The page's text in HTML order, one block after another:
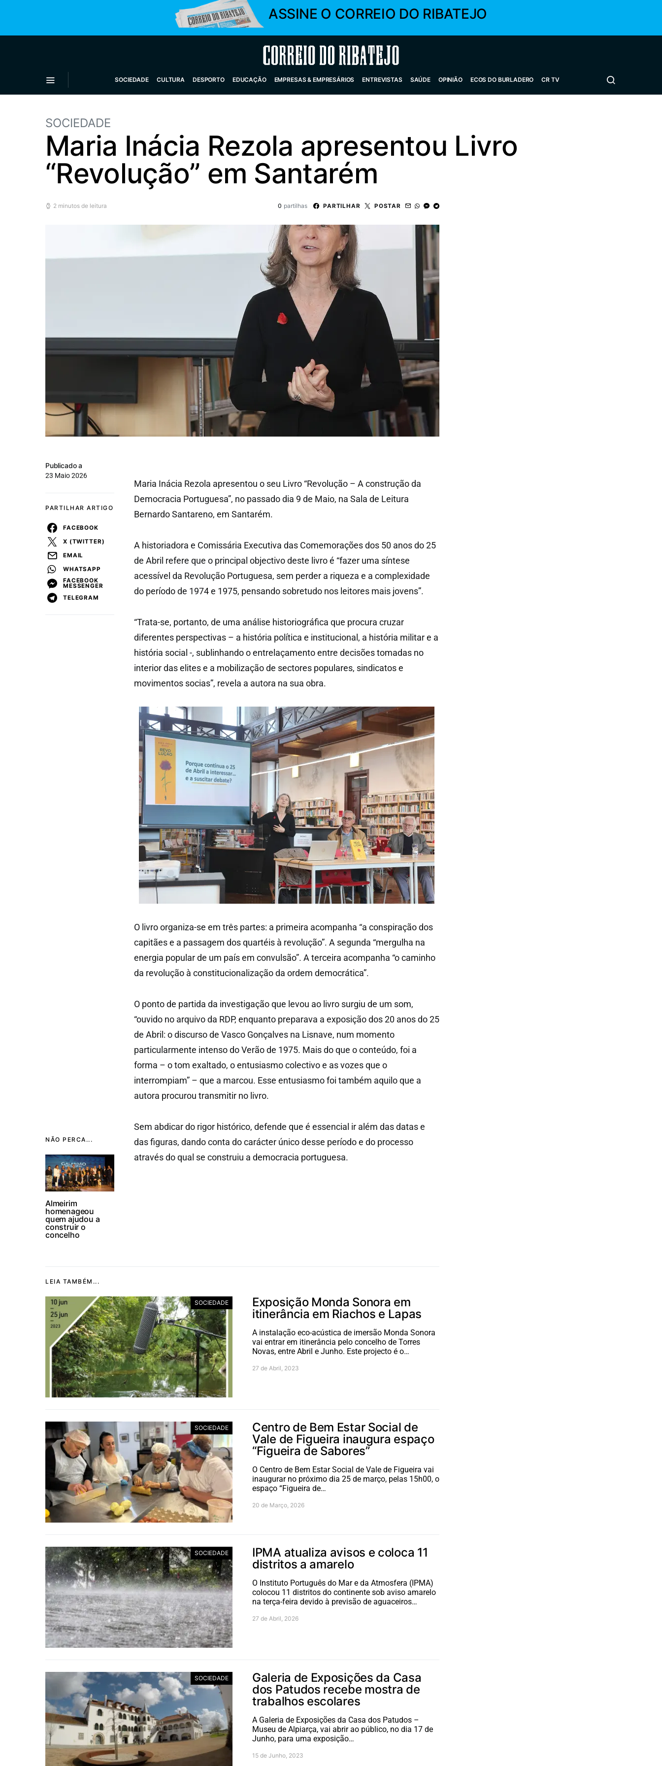
ASSINE O CORREIO DO RIBATEJO
Correio do Ribatejo
SOCIEDADE CULTURA DESPORTO EDUCAÇÃO EMPRESAS & EMPRESÁRIOS ENTREVISTAS SAÚDE OPINIÃO ECOS DO BURLADERO CR TV
SOCIEDADE
Maria Inácia Rezola apresentou Livro
“Revolução” em Santarém
2 minutos de leitura 0 partilhas PARTILHAR POSTAR
NÃO PERCA...
Almeirim
homenageou
quem ajudou a
construir o
concelho
Publicado a
23 Maio 2026
PARTILHAR ARTIGO
FACEBOOK
X (TWITTER)
EMAIL
WHATSAPP
FACEBOOK
MESSENGER
TELEGRAM
Maria Inácia Rezola apresentou o seu Livro “Revolução – A construção da
Democracia Portuguesa”, no passado dia 9 de Maio, na Sala de Leitura
Bernardo Santareno, em Santarém.
A historiadora e Comissária Executiva das Comemorações dos 50 anos do 25
de Abril refere que o principal objectivo deste livro é “fazer uma síntese
acessível da Revolução Portuguesa, sem perder a riqueza e a complexidade
do período de 1974 e 1975, pensando sobretudo nos leitores mais jovens”.
“Trata-se, portanto, de uma análise historiográfica que procura cruzar
diferentes perspectivas – a história política e institucional, a história militar e a
história social -, sublinhando o entrelaçamento entre decisões tomadas no
interior das elites e a mobilização de sectores populares, sindicatos e
movimentos socias”, revela a autora na sua obra.
O livro organiza-se em três partes: a primeira acompanha “a conspiração dos
capitães e a passagem dos quartéis à revolução”. A segunda “mergulha na
energia popular de um país em convulsão”. A terceira acompanha “o caminho
da revolução à constitucionalização da ordem democrática”.
O ponto de partida da investigação que levou ao livro surgiu de um som,
“ouvido no arquivo da RDP, enquanto preparava a exposição dos 20 anos do 25
de Abril: o discurso de Vasco Gonçalves na Lisnave, num momento
particularmente intenso do Verão de 1975. Mais do que o conteúdo, foi a
forma – o tom exaltado, o entusiasmo colectivo e as vozes que o
interrompiam” – que a marcou. Esse entusiasmo foi também aquilo que a
autora procurou transmitir no livro.
Sem abdicar do rigor histórico, defende que é essencial ir além das datas e
das figuras, dando conta do carácter único desse período e do processo
através do qual se construiu a democracia portuguesa.
LEIA TAMBÉM...
SOCIEDADE
Exposição Monda Sonora em
itinerância em Riachos e Lapas
A instalação eco-acústica de imersão Monda Sonora
vai entrar em itinerância pelo concelho de Torres
Novas, entre Abril e Junho. Este projecto é o…
27 de Abril, 2023
SOCIEDADE
Centro de Bem Estar Social de
Vale de Figueira inaugura espaço
“Figueira de Sabores”
O Centro de Bem Estar Social de Vale de Figueira vai
inaugurar no próximo dia 25 de março, pelas 15h00, o
espaço “Figueira de…
20 de Março, 2026
SOCIEDADE
IPMA atualiza avisos e coloca 11
distritos a amarelo
O Instituto Português do Mar e da Atmosfera (IPMA)
colocou 11 distritos do continente sob aviso amarelo
na terça-feira devido à previsão de aguaceiros…
27 de Abril, 2026
SOCIEDADE
Galeria de Exposições da Casa
dos Patudos recebe mostra de
trabalhos escolares
A Galeria de Exposições da Casa dos Patudos –
Museu de Alpiarça, vai abrir ao público, no dia 17 de
Junho, para uma exposição…
15 de Junho, 2023